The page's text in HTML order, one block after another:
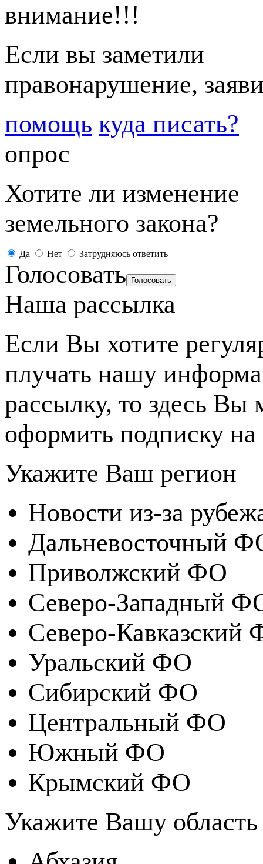
внимание!!!
Если вы заметили
правонарушение,
помощь куда писать?
опрос
Хотите ли изменение
земельного закона?
Да Нет Затрудняюсь ответить
Голосовать
Наша рассылка
Если Вы хотите
плучать нашу
рассылку, то здесь Вы
оформить подписку на
Укажите Ваш регион
Новости из-за
Дальневосточный
Приволжский ФО
Северо-Западный
Северо-Кавказский
Уральский ФО
Сибирский ФО
Центральный ФО
Южный ФО
Крымский ФО
Укажите Вашу область